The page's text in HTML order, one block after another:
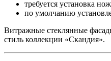
требуется установка
по умолчанию
Витражные стеклянные
стиль коллекции «Скандия».